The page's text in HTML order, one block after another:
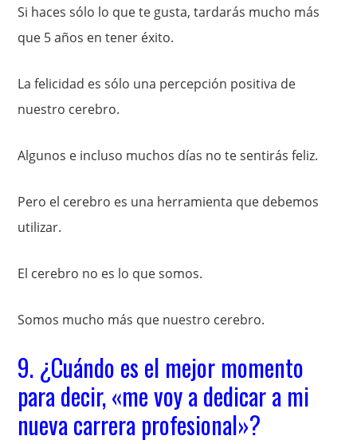
Si haces sólo lo que te gusta, tardarás mucho más
que 5 años en tener éxito.
La felicidad es sólo una percepción positiva de
nuestro cerebro.
Algunos e incluso muchos días no te sentirás feliz.
Pero el cerebro es una herramienta que debemos
utilizar.
El cerebro no es lo que somos.
Somos mucho más que nuestro cerebro.
9. ¿Cuándo es el mejor momento
para decir, «me voy a dedicar a mi
nueva carrera profesional»?